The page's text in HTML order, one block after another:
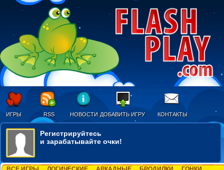
ИГРЫ RSS НОВОСТИ ДОБАВИТЬ ИГРУ КОНТАКТЫ
Регистрируйтесь
и зарабатывайте очки!